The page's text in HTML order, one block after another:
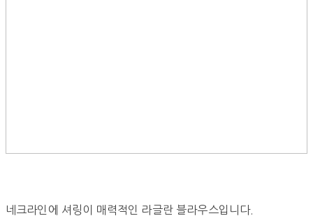
네크라인에 셔링이 매력적인 라글란 블라우스입니다.